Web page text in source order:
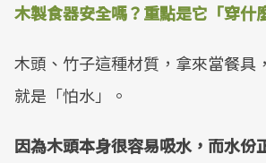
木製食器安全嗎？重點是它「穿什
木頭、竹子這種材質，拿來當餐具
就是「怕水」。
因為木頭本身很容易吸水，而水份